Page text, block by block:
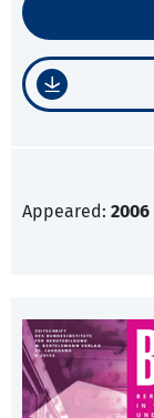
Appeared: 2006